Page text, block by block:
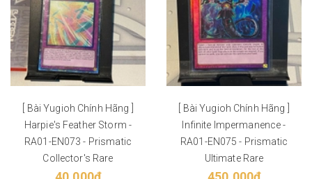
[ Bài Yugioh Chính Hãng ]
Harpie's Feather Storm -
RA01-EN073 - Prismatic
Collector's Rare
[ Bài Yugioh Chính Hãng ]
Infinite Impermanence -
RA01-EN075 - Prismatic
Ultimate Rare